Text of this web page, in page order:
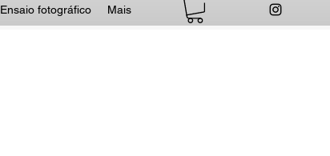
Ensaio fotográfico Mais